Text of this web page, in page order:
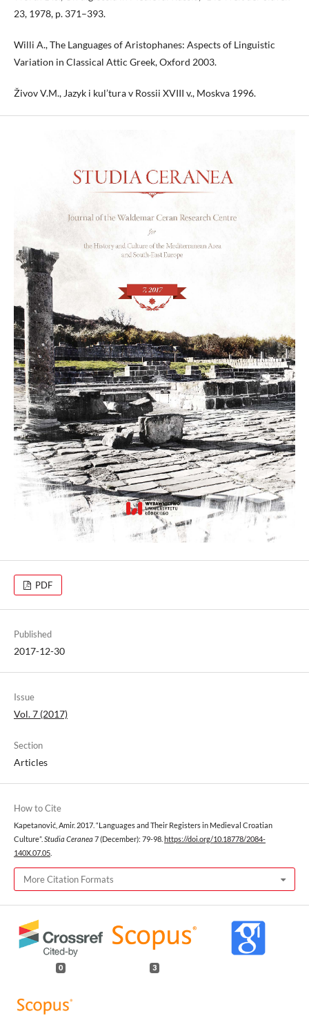
23, 1978, p. 371–393.
Willi A., The Languages of Aristophanes: Aspects of Linguistic
Variation in Classical Attic Greek, Oxford 2003.
Živov V.M., Jazyk i kul’tura v Rossii XVIII v., Moskva 1996.
PDF
Published
2017-12-30
Issue
Vol. 7 (2017)
Section
Articles
How to Cite
Kapetanović, Amir. 2017. “Languages and Their Registers in Medieval Croatian
Culture”. Studia Ceranea 7 (December): 79-98. https://doi.org/10.18778/2084-
140X.07.05
More Citation Formats
0 3